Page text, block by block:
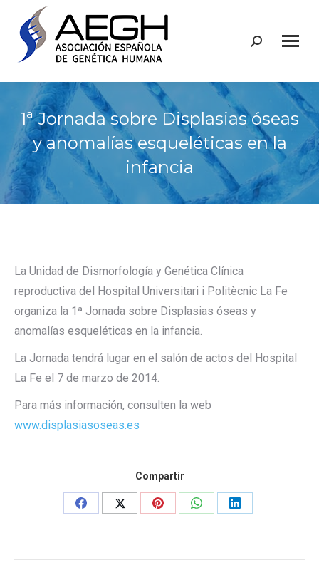
Buscar:
1ª Jornada sobre Displasias óseas
y anomalías esqueléticas en la
infancia
La Unidad de Dismorfología y Genética Clínica
reproductiva del Hospital Universitari i Politècnic La Fe
organiza la 1ª Jornada sobre Displasias óseas y
anomalías esqueléticas en la infancia.
La Jornada tendrá lugar en el salón de actos del Hospital
La Fe el 7 de marzo de 2014.
Para más información, consulten la web
www.displasiasoseas.es
Compartir
Share
Share
Share
Share
Share